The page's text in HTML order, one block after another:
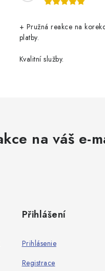
+ Pružná reakce na
platby.
Kvalitní služby.
na váš e-
Přihlášení
Prihlásenie
Registrace